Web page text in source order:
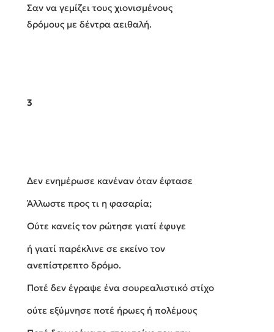
Σαν να γεμίζει τους χιονισμένους
δρόμους με δέντρα αειθαλή.
3
Δεν ενημέρωσε κανέναν όταν έφτασε
Άλλωστε προς τι η φασαρία;
Ούτε κανείς τον ρώτησε γιατί έφυγε
ή γιατί παρέκλινε σε εκείνο τον
ανεπίστρεπτο δρόμο.
Ποτέ δεν έγραψε ένα σουρεαλιστικό στίχο
ούτε εξύμνησε ποτέ ήρωες ή πολέμους